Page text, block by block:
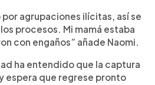
por agrupaciones ilícitas, así se
procesos. Mi mamá estaba
con engaños” añade Naomi.
ha entendido que la captura
espera que regrese pronto